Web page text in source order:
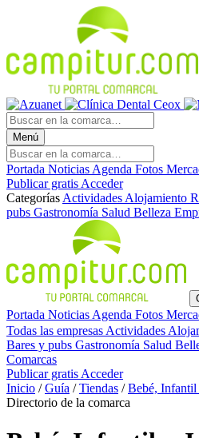
Menú
Portada Noticias Agenda Fotos
Publicar gratis Acceder
Categorías Actividades Alojamiento
pubs Gastronomía Salud Belleza
Portada Noticias Agenda Fotos
Todas las empresas Actividades
Bares y pubs Gastronomía Salud
Comarcas
Publicar gratis Acceder
Inicio / Guía / Tiendas / Bebé,
Directorio de la comarca